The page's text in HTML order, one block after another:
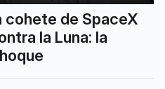
cohete de SpaceX
la Luna: la